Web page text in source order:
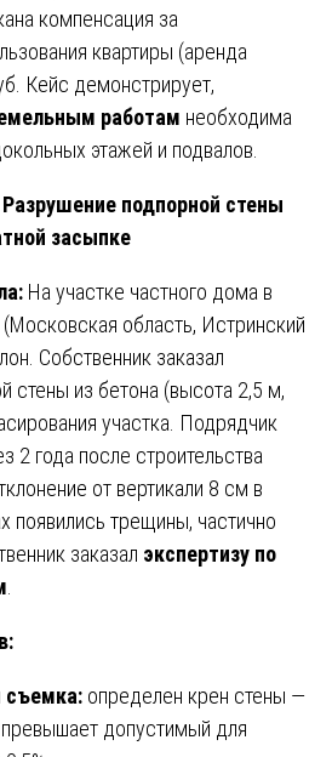
компенсация за
квартиры (аренда
Кейс демонстрирует,
работам необходима
этажей и подвалов.
подпорной стены
засыпке
На участке частного дома в
область, Истринский
Собственник заказал
стены из бетона (высота 2,5 м,
участка. Подрядчик
2 года после строительства
от вертикали 8 см в
появились трещины, частично
заказал экспертизу по
съемка: определен крен стены —
допустимый для